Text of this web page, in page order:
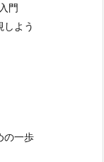
門
よう
の一歩